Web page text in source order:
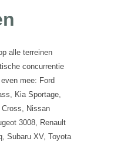
alle terreinen
concurrentie
mee: Ford
Kia Sportage,
Nissan
3008, Renault
Subaru XV, Toyota